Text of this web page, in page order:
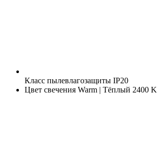
Класс пылевлагозащиты IP20
Цвет свечения Warm | Тёплый 2400 K